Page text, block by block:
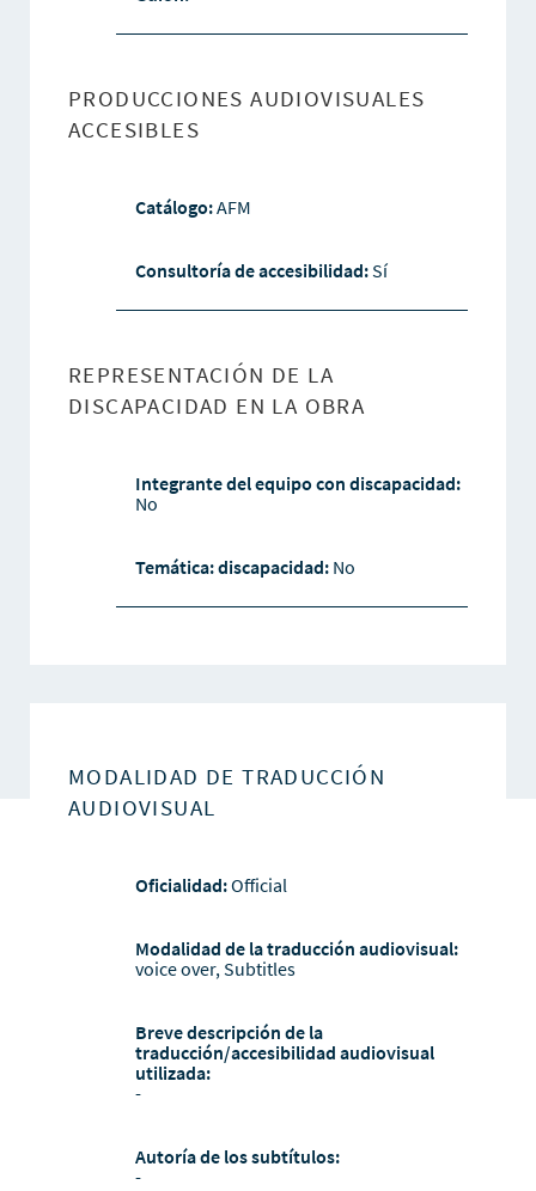
PRODUCCIONES AUDIOVISUALES
ACCESIBLES
Catálogo:AFM
Consultoría de accesibilidad:Sí
REPRESENTACIÓN DE LA
DISCAPACIDAD EN LA OBRA
Integrante del equipo con discapacidad:
No
Temática: discapacidad: No
MODALIDAD DE TRADUCCIÓN
AUDIOVISUAL
Oficialidad:Official
Modalidad de la traducción audiovisual:
voice over, Subtitles
Breve descripción de la
traducción/accesibilidad audiovisual
utilizada:
-
Autoría de los subtítulos:
-